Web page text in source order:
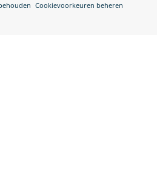
Cookievoorkeuren beheren